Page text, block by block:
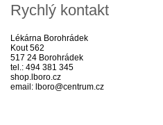
Rychlý kontakt
Lékárna Borohrádek
Kout 562
517 24 Borohrádek
tel.: 494 381 345
shop.lboro.cz
email: lboro@centrum.cz